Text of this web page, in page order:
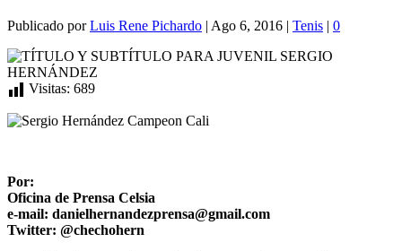
Publicado porLuis Rene Pichardo | Ago 6, 2016 | Tenis | 0
Visitas: 689
Por:
Oficina de Prensa Celsia
e-mail: danielhernandezprensa@gmail.com
Twitter: @chechohern